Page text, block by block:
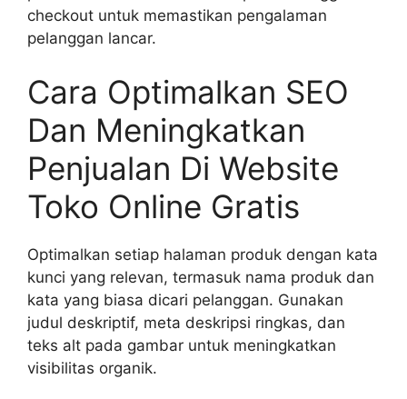
checkout untuk memastikan pengalaman
pelanggan lancar.
Cara Optimalkan SEO
Dan Meningkatkan
Penjualan Di Website
Toko Online Gratis
Optimalkan setiap halaman produk dengan kata
kunci yang relevan, termasuk nama produk dan
kata yang biasa dicari pelanggan. Gunakan
judul deskriptif, meta deskripsi ringkas, dan
teks alt pada gambar untuk meningkatkan
visibilitas organik.